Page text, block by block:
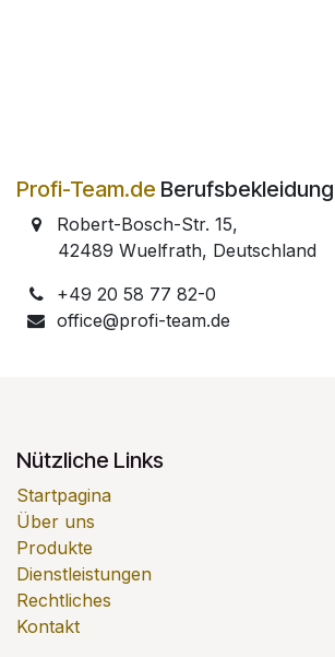
Profi-Team.de
Robert-Bosch-Str. 15,
42489 Wuelfrath, Deutschland
+49 20 58 77 82-0
office@profi-team.de
Nützliche Links
Startpagina
Über uns
Produkte
Dienstleistungen
Rechtliches
Kontakt